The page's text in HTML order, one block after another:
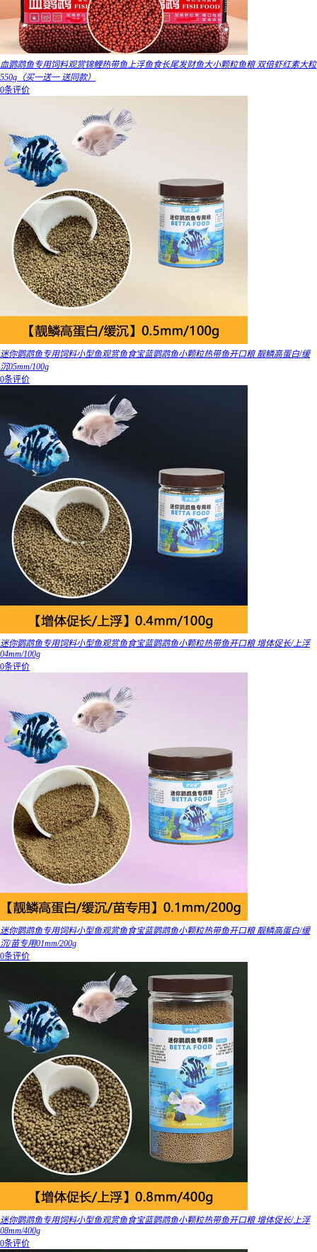
血鹦鹉鱼专用饲料观赏锦鲤热带鱼上浮鱼食长尾发财鱼大小颗粒鱼粮 双倍虾红素大粒
550g（买一送一 送同款）
0条评价
迷你鹦鹉鱼专用饲料小型鱼观赏鱼食宝蓝鹦鹉鱼小颗粒热带鱼开口粮 靓鳞高蛋白/缓
沉05mm/100g
0条评价
迷你鹦鹉鱼专用饲料小型鱼观赏鱼食宝蓝鹦鹉鱼小颗粒热带鱼开口粮 增体促长/上浮
04mm/100g
0条评价
迷你鹦鹉鱼专用饲料小型鱼观赏鱼食宝蓝鹦鹉鱼小颗粒热带鱼开口粮 靓鳞高蛋白/缓
沉/苗专用01mm/200g
0条评价
迷你鹦鹉鱼专用饲料小型鱼观赏鱼食宝蓝鹦鹉鱼小颗粒热带鱼开口粮 增体促长/上浮
08mm/400g
0条评价